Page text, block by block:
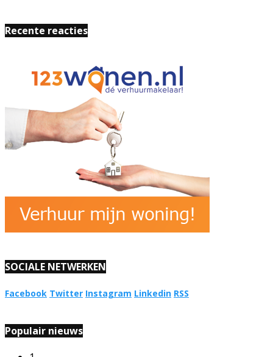
Recente reacties
SOCIALE NETWERKEN
Facebook Twitter Instagram Linkedin RSS
Populair nieuws